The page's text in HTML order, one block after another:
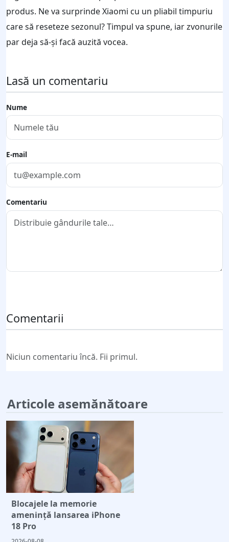
produs. Ne va surprinde Xiaomi cu un pliabil timpuriu
care să reseteze sezonul? Timpul va spune, iar zvonurile
par deja să-și facă auzită vocea.
Lasă un comentariu
Nume
E-mail
Comentariu
Comentarii
Niciun comentariu încă. Fii primul.
Articole asemănătoare
Blocajele la memorie
amenință lansarea iPhone
18 Pro